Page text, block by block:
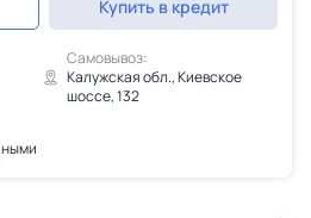
Купить в кредит
Самовывоз:
Калужская обл., Киевское
шоссе, 132